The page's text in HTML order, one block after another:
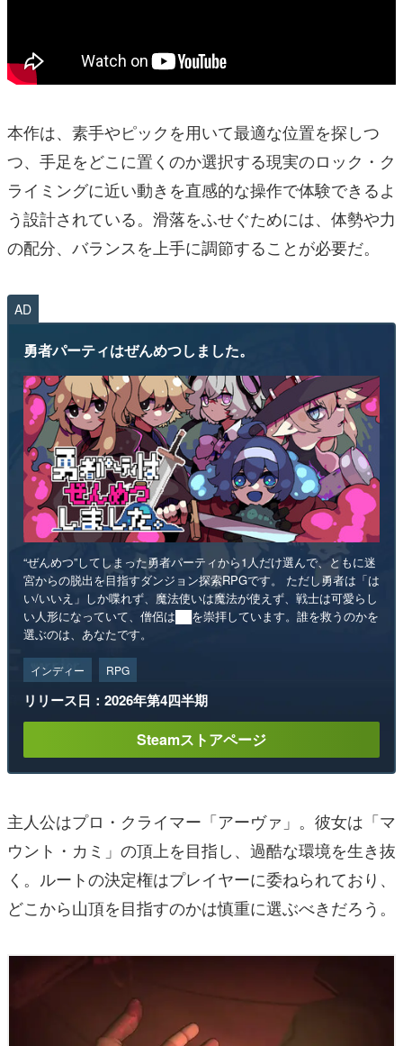
本作は、素手やピックを用いて最適な位置を探しつ
つ、手足をどこに置くのか選択する現実のロック・ク
ライミングに近い動きを直感的な操作で体験できるよ
う設計されている。滑落をふせぐためには、体勢や力
の配分、バランスを上手に調節することが必要だ。
AD
勇者パーティはぜんめつしました。
“ぜんめつ”してしまった勇者パーティから1人だけ選んで、ともに迷
宮からの脱出を目指すダンジョン探索RPGです。 ただし勇者は「は
い/いいえ」しか喋れず、魔法使いは魔法が使えず、戦士は可愛らし
い人形になっていて、僧侶は██を崇拝しています。誰を救うのかを
選ぶのは、あなたです。
インディー RPG
リリース日：2026年第4四半期
Steamストアページ
主人公はプロ・クライマー「アーヴァ」。彼女は「マ
ウント・カミ」の頂上を目指し、過酷な環境を生き抜
く。ルートの決定権はプレイヤーに委ねられており、
どこから山頂を目指すのかは慎重に選ぶべきだろう。